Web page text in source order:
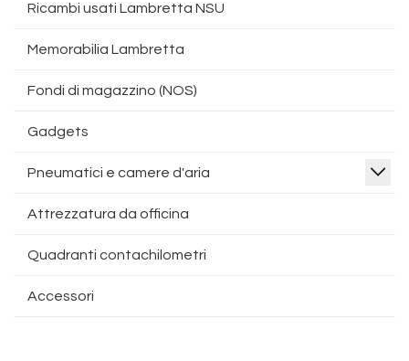
Ricambi usati Lambretta NSU
Memorabilia Lambretta
Fondi di magazzino (NOS)
Gadgets
Pneumatici e camere d'aria
Attrezzatura da officina
Quadranti contachilometri
Accessori